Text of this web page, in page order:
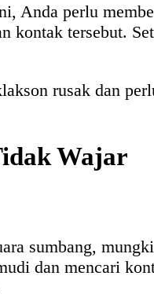
Anda perlu
tersebut.
rusak dan
Wajar
sumbang,
dan mencari